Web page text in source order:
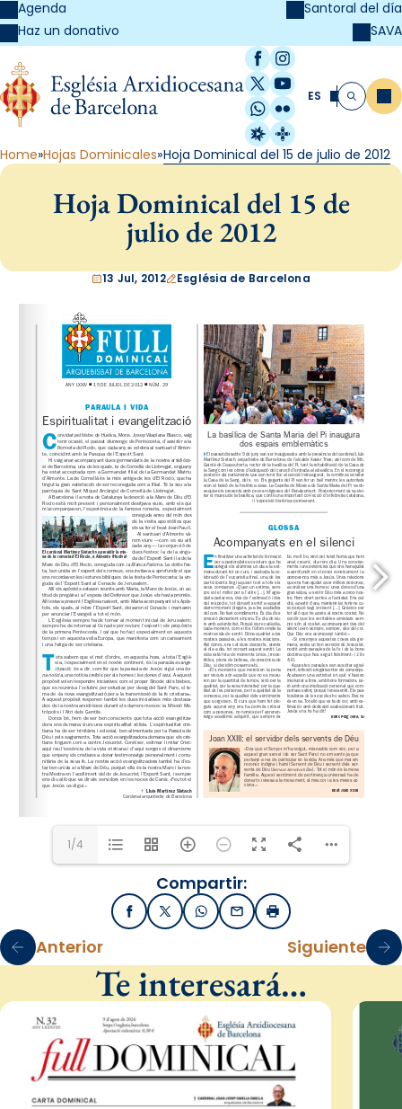
Agenda
Haz un donativo
Santoral del día
SAVA
Facebook
Instagram
X / Twitter
YouTube
WhatsApp
Flickr
Radio Estel
Catalunya
ES Buscar
Home Hojas Dominicales Hoja Dominical del 15 de julio de 2012
Hoja Dominical del 15 de
julio de 2012
13 Jul, 2012 Església de Barcelona
1/4
Compartir:
FacebookX / TwitterWhatsApp
EmailImprimir
Anterior Siguiente
Te interesará…